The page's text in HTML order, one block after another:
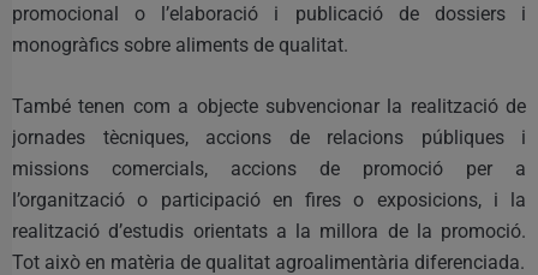
promocional o l’elaboració i publicació de dossiers i
monogràfics sobre aliments de qualitat.
També tenen com a objecte subvencionar la realització de
jornades tècniques, accions de relacions públiques i
missions comercials, accions de promoció per a
l’organització o participació en fires o exposicions, i la
realització d’estudis orientats a la millora de la promoció.
Tot això en matèria de qualitat agroalimentària diferenciada.